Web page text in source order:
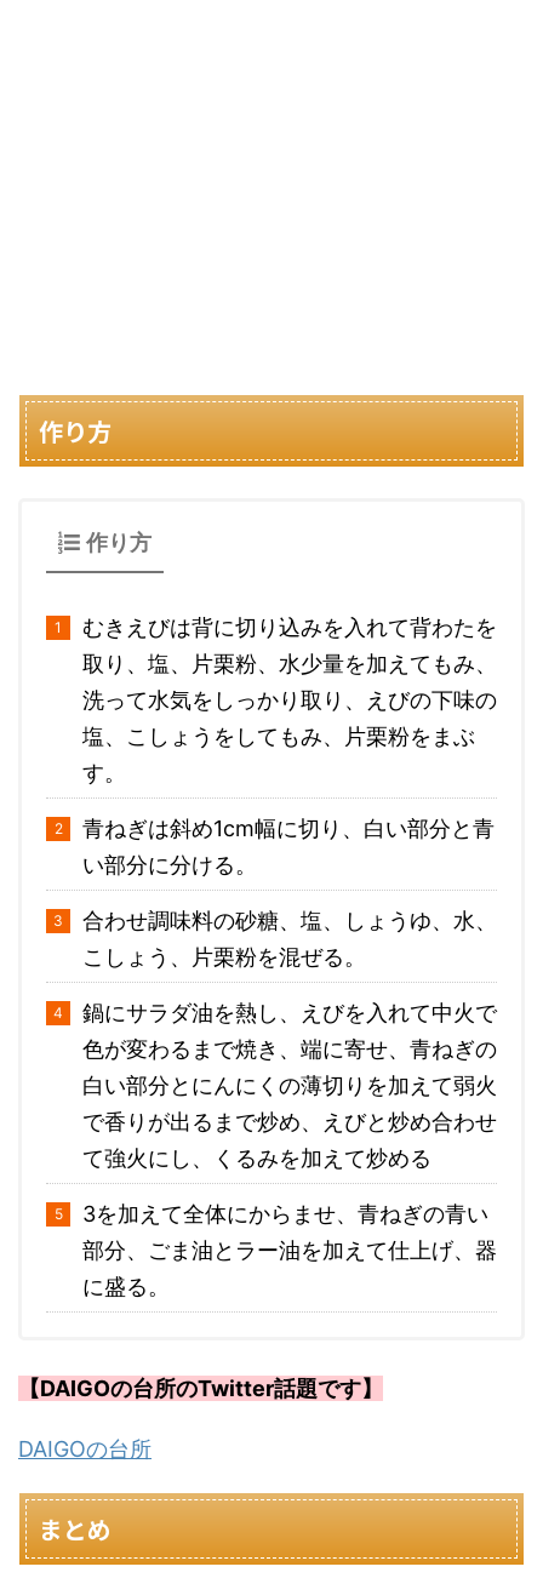
作り方
作り方
むきえびは背に切り込みを入れて背わたを
取り、塩、片栗粉、水少量を加えてもみ、
洗って水気をしっかり取り、えびの下味の
塩、こしょうをしてもみ、片栗粉をまぶ
す。
青ねぎは斜め1cm幅に切り、白い部分と青
い部分に分ける。
合わせ調味料の砂糖、塩、しょうゆ、水、
こしょう、片栗粉を混ぜる。
鍋にサラダ油を熱し、えびを入れて中火で
色が変わるまで焼き、端に寄せ、青ねぎの
白い部分とにんにくの薄切りを加えて弱火
で香りが出るまで炒め、えびと炒め合わせ
て強火にし、くるみを加えて炒める
3を加えて全体にからませ、青ねぎの青い
部分、ごま油とラー油を加えて仕上げ、器
に盛る。
【DAIGOの台所のTwitter話題です】
DAIGOの台所
まとめ